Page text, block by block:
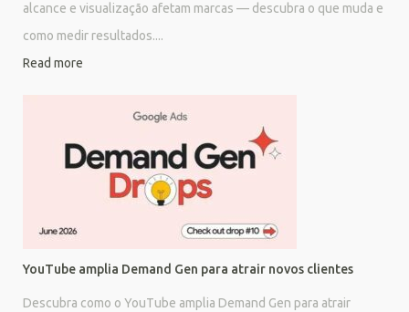
alcance e visualização afetam marcas — descubra o que muda e
como medir resultados....
Read more
YouTube amplia Demand Gen para atrair novos clientes
Descubra como o YouTube amplia Demand Gen para atrair